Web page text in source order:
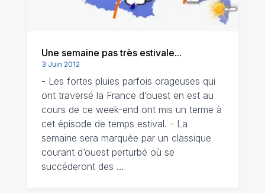
Une semaine pas très estivale...
3 Juin 2012
- Les fortes pluies parfois orageuses qui
ont traversé la France d’ouest en est au
cours de ce week-end ont mis un terme à
cet épisode de temps estival. - La
semaine sera marquée par un classique
courant d’ouest perturbé où se
succéderont des …